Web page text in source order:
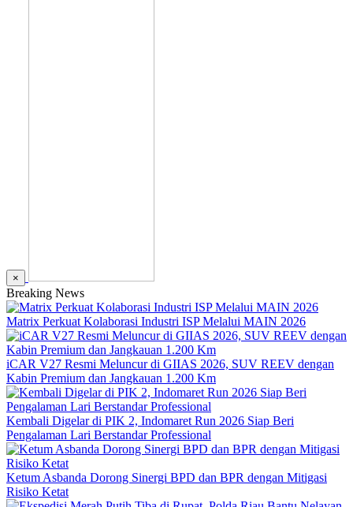
×
Breaking News
Matrix Perkuat Kolaborasi Industri ISP Melalui MAIN 2026
iCAR V27 Resmi Meluncur di GIIAS 2026, SUV REEV dengan
Kabin Premium dan Jangkauan 1.200 Km
Kembali Digelar di PIK 2, Indomaret Run 2026 Siap Beri
Pengalaman Lari Berstandar Professional
Ketum Asbanda Dorong Sinergi BPD dan BPR dengan Mitigasi
Risiko Ketat